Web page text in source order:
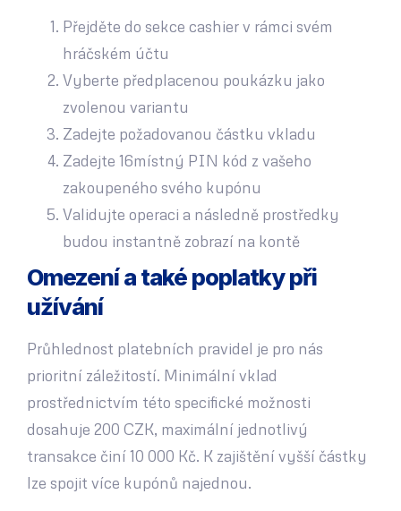
Přejděte do sekce cashier v rámci svém
hráčském účtu
Vyberte předplacenou poukázku jako
zvolenou variantu
Zadejte požadovanou částku vkladu
Zadejte 16místný PIN kód z vašeho
zakoupeného svého kupónu
Validujte operaci a následně prostředky
budou instantně zobrazí na kontě
Omezení a také poplatky při
užívání
Průhlednost platebních pravidel je pro nás
prioritní záležitostí. Minimální vklad
prostřednictvím této specifické možnosti
dosahuje 200 CZK, maximální jednotlivý
transakce činí 10 000 Kč. K zajištění vyšší částky
lze spojit více kupónů najednou.